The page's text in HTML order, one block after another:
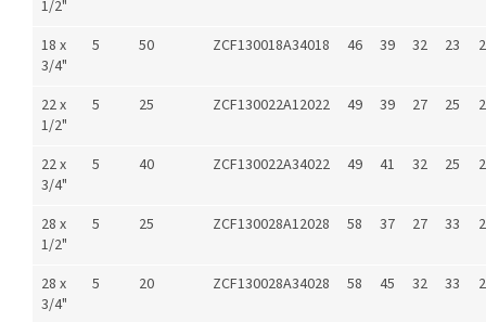
1/2"
18 x
3/4"
5 50 ZCF130018A34018 46 39 32 23
22 x
1/2"
5 25 ZCF130022A12022 49 39 27 25
22 x
3/4"
5 40 ZCF130022A34022 49 41 32 25
28 x
1/2"
5 25 ZCF130028A12028 58 37 27 33
28 x
3/4"
5 20 ZCF130028A34028 58 45 32 33